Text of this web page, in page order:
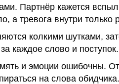
Партнёр кажется
а тревога внутри только
колкими шутками,
каждое слово и поступок.
и эмоции ошибочны.
на слова обидчика.